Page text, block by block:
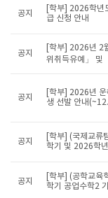
공지
[학부] 2026학년
급 신청 안내
공지
[학부] 2026년 2
위취득유예」 및
공지
[학부] 2026년
생 선발 안내
공지
[학부] (국제교류
학기 및 2026학
공지
[학부] (공학교육
학기 공업수학2